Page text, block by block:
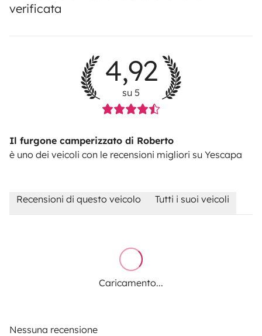
verificata
4,92
su 5
Il furgone camperizzato di Roberto
è uno dei veicoli con le recensioni migliori su Yescapa
Recensioni di questo veicolo Tutti i suoi veicoli
Caricamento...
Nessuna recensione